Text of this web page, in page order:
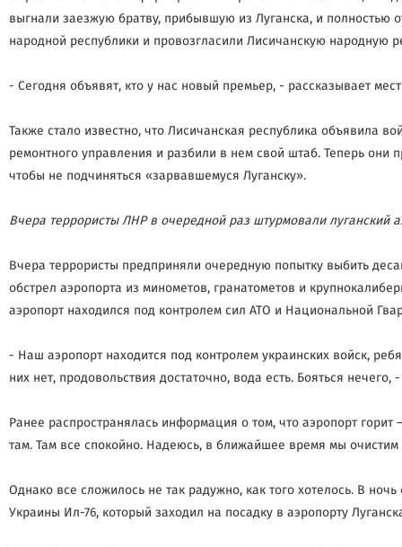
выгнали заезжую братву, прибывшую из Луганска, и полностью
народной республики и провозгласили Лисичанскую народную
- Сегодня объявят, кто у нас новый премьер, - рассказывает
Также стало известно, что Лисичанская республика объявила
ремонтного управления и разбили в нем свой штаб. Теперь они
чтобы не подчиняться «зарвавшемуся Луганску».
Вчера террористы ЛНР в очередной раз штурмовали луганский
Вчера террористы предприняли очередную попытку выбить
обстрел аэропорта из минометов, гранатометов и
аэропорт находился под контролем сил АТО и Национальной
- Наш аэропорт находится под контролем украинских войск,
них нет, продовольствия достаточно, вода есть. Бояться
Ранее распространялась информация о том, что аэропорт
там. Там все спокойно. Надеюсь, в ближайшее время мы
Однако все сложилось не так радужно, как того хотелось. В
Украины Ил-76, который заходил на посадку в аэропорту